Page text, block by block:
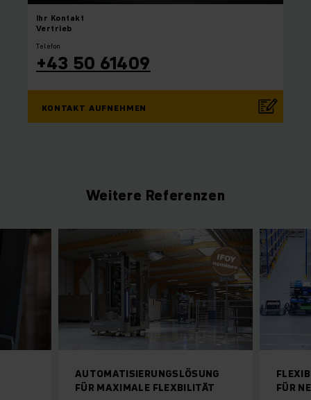
Ihr Kontakt
Vertrieb
Telefon
+43 50 61409
KONTAKT AUFNEHMEN
Weitere Referenzen
AUTOMATISIERUNGSLÖSUNG
FÜR MAXIMALE FLEXBILITÄT
FÜR